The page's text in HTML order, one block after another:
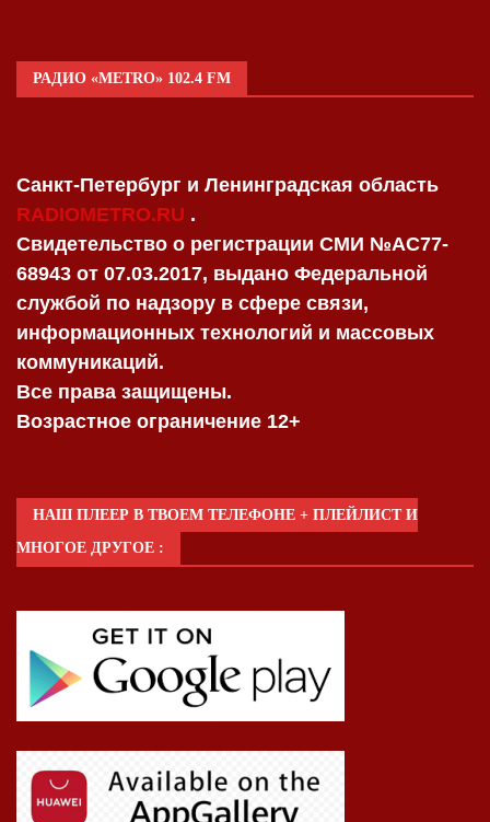
РАДИО «METRO» 102.4 FM
Санкт-Петербург и Ленинградская область
RADIOMETRO.RU .
Свидетельство о регистрации СМИ №AC77-
68943 от 07.03.2017, выдано Федеральной
службой по надзору в сфере связи,
информационных технологий и массовых
коммуникаций.
Все права защищены.
Возрастное ограничение 12+
НАШ ПЛЕЕР В ТВОЕМ ТЕЛЕФОНЕ + ПЛЕЙЛИСТ И
МНОГОЕ ДРУГОЕ :